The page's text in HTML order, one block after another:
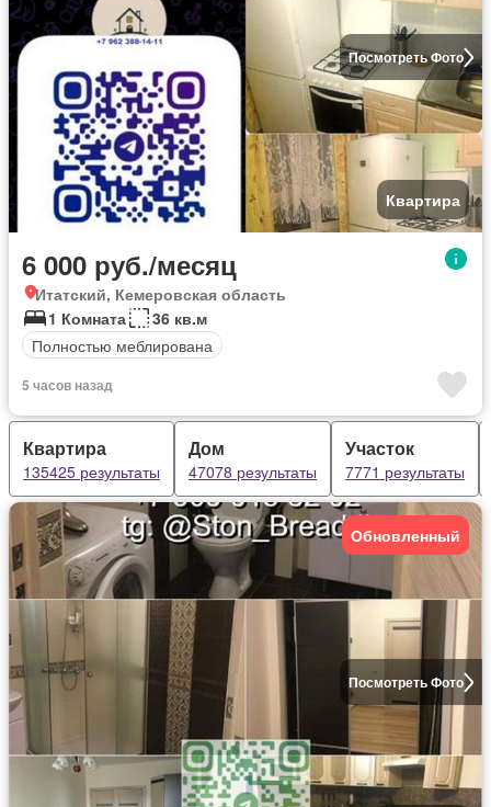
Посмотреть Фото
Квартира
6 000 руб./месяц
Итатский, Кемеровская область
1 Комната
36 кв.м
Полностью меблирована
5 часов назад
Квартира
135425 результаты
Дом
47078 результаты
Участок
7771 результаты
Посмотреть Фото
Обновленный